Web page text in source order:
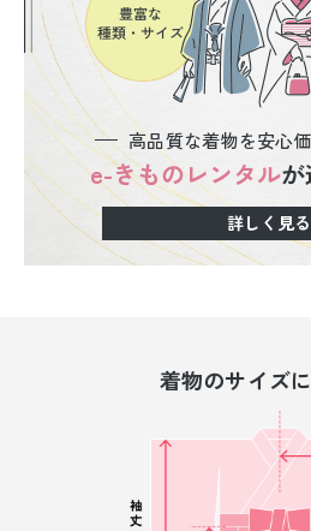
高品質な着物を安心
e-きものレンタルが
詳しく見る
着物のサイズ